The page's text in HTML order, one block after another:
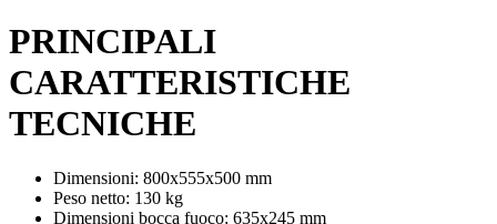
PRINCIPALI
CARATTERISTICHE
TECNICHE
Dimensioni: 800x555x500 mm
Peso netto: 130 kg
Dimensioni bocca fuoco: 635x245 mm